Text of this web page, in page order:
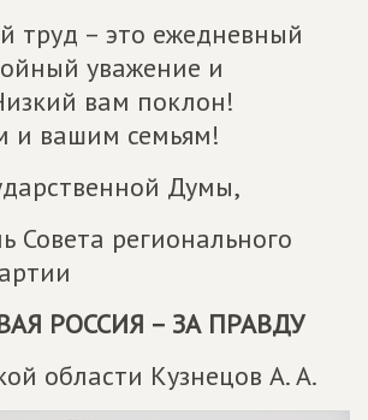
труд – это ежедневный
уважение и
вам поклон!
и вашим семьям!
Думы,
Совета регионального
РОССИЯ – ЗА ПРАВДУ
области Кузнецов А. А.